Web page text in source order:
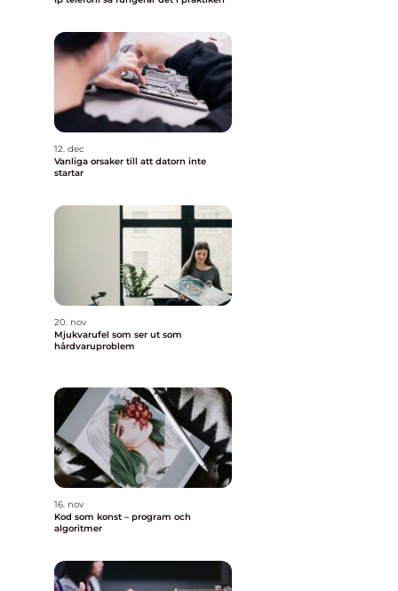
12. dec
Vanliga orsaker till att datorn inte
startar
20. nov
Mjukvarufel som ser ut som
hårdvaruproblem
16. nov
Kod som konst – program och
algoritmer